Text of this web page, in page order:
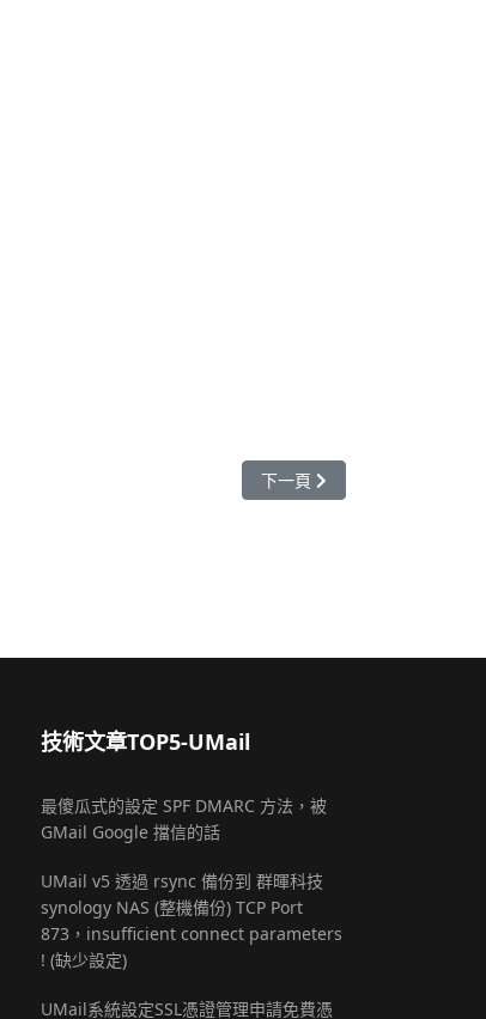
下一篇文章: [全擋再放行
下一頁
技術文章TOP5-UMail
最傻瓜式的設定 SPF DMARC 方法，被
GMail Google 擋信的話
UMail v5 透過 rsync 備份到 群暉科技
synology NAS (整機備份) TCP Port
873，insufficient connect parameters
! (缺少設定)
UMail系統設定SSL憑證管理申請免費憑